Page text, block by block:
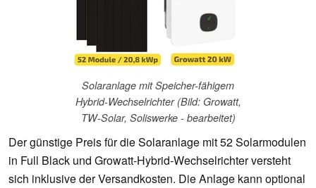
Solaranlage mit Speicher-fähigem
Hybrid-Wechselrichter (Bild: Growatt,
TW-Solar, Soliswerke - bearbeitet)
Der günstige Preis für die Solaranlage mit 52 Solarmodulen
in Full Black und Growatt-Hybrid-Wechselrichter versteht
sich inklusive der Versandkosten. Die Anlage kann optional